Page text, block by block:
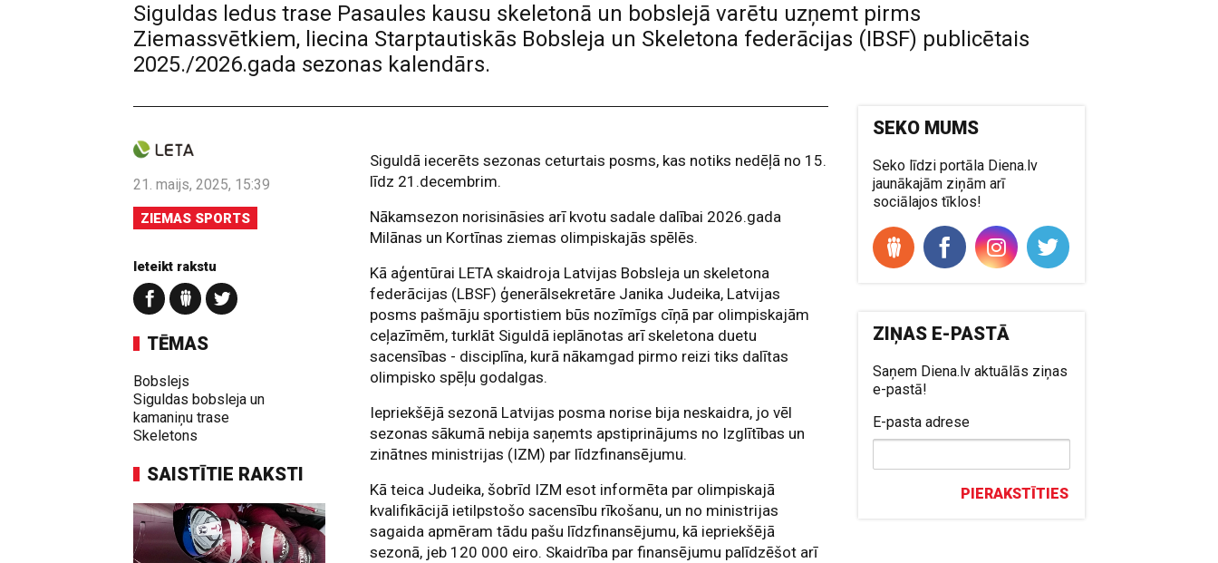
Siguldas ledus trase Pasaules kausu skeletonā un bobslejā varētu uzņemt pirms
Ziemassvētkiem, liecina Starptautiskās Bobsleja un Skeletona federācijas (IBSF) publicētais
2025./2026.gada sezonas kalendārs.
21. maijs, 2025, 15:39
ZIEMAS SPORTS
Ieteikt rakstu
TĒMAS
Bobslejs
Siguldas bobsleja un
kamaniņu trase
Skeletons
SAISTĪTIE RAKSTI
Siguldā iecerēts sezonas ceturtais posms, kas notiks nedēļā no 15.
līdz 21.decembrim.
Nākamsezon norisināsies arī kvotu sadale dalībai 2026.gada
Milānas un Kortīnas ziemas olimpiskajās spēlēs.
Kā aģentūrai LETA skaidroja Latvijas Bobsleja un skeletona
federācijas (LBSF) ģenerālsekretāre Janika Judeika, Latvijas
posms pašmāju sportistiem būs nozīmīgs cīņā par olimpiskajām
ceļazīmēm, turklāt Siguldā ieplānotas arī skeletona duetu
sacensības - disciplīna, kurā nākamgad pirmo reizi tiks dalītas
olimpisko spēļu godalgas.
Iepriekšējā sezonā Latvijas posma norise bija neskaidra, jo vēl
sezonas sākumā nebija saņemts apstiprinājums no Izglītības un
zinātnes ministrijas (IZM) par līdzfinansējumu.
Kā teica Judeika, šobrīd IZM esot informēta par olimpiskajā
kvalifikācijā ietilpstošo sacensību rīkošanu, un no ministrijas
sagaida apmēram tādu pašu līdzfinansējumu, kā iepriekšējā
sezonā, jeb 120 000 eiro. Skaidrība par finansējumu palīdzēšot arī
SEKO MUMS
Seko līdzi portāla Diena.lv
jaunākajām ziņām arī
sociālajos tīklos!
ZIŅAS E-PASTĀ
Saņem Diena.lv aktuālās ziņas
e-pastā!
E-pasta adrese
PIERAKSTĪTIES